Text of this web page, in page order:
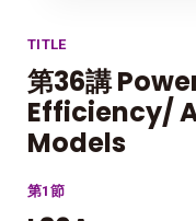
TITLE
第36講
Efficiency/
Models
第1節